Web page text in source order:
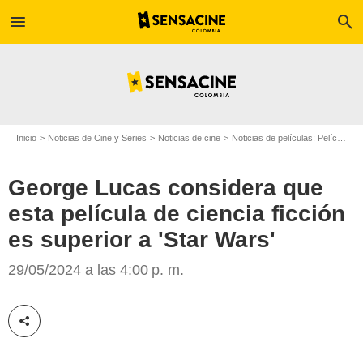
menu search
Inicio Noticias de Cine y Series Noticias de cine Noticias de películas: Película - ¿Sabías que...?
George Lucas considera que
esta película de ciencia ficción
es superior a 'Star Wars'
29/05/2024 a las 4:00 p. m.
Compartir esta noticia
Getty Images